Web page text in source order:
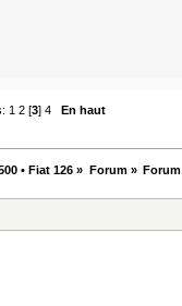
1 2 [3]4 En haut
• Fiat 126 » Forum»